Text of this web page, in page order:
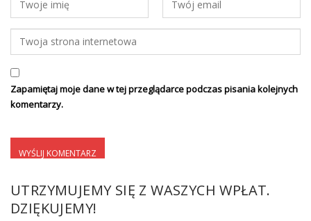
Zapamiętaj moje dane w tej przeglądarce podczas pisania kolejnych
komentarzy.
UTRZYMUJEMY SIĘ Z WASZYCH WPŁAT.
DZIĘKUJEMY!